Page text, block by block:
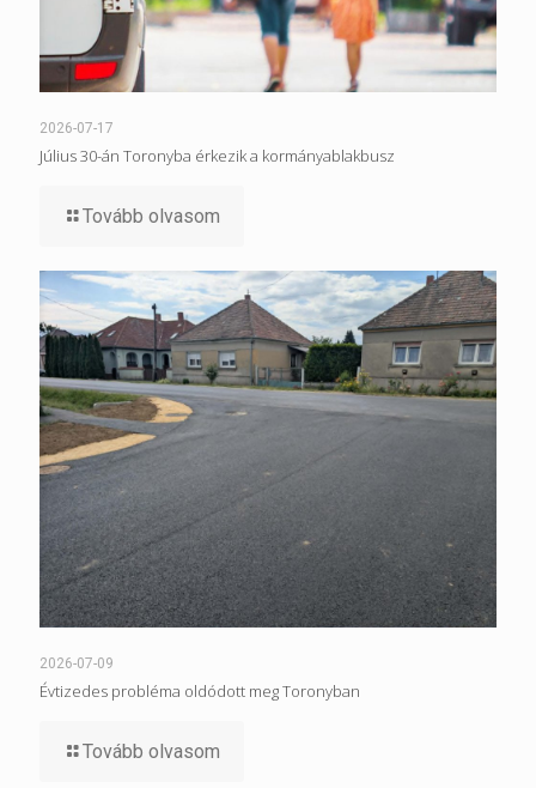
2026-07-17
Július 30-án Toronyba érkezik a kormányablakbusz
Tovább olvasom
2026-07-09
Évtizedes probléma oldódott meg Toronyban
Tovább olvasom